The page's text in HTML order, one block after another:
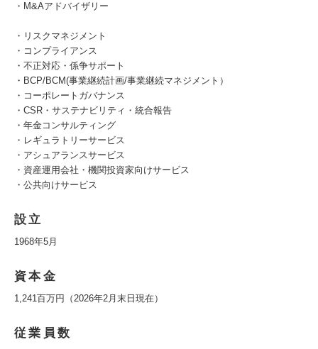
・M&Aアドバイザリー
・リスクマネジメント
・コンプライアンス
・不正対応・係争サポート
・BCP/BCM(事業継続計画/事業継続マネジメント）
・コーポレートガバナンス
・CSR・サステナビリティ・統合報告
・年金コンサルティング
・レギュラトリーサービス
・アシュアランスサービス
・資産運用会社・機関投資家向けサービス
・公共向けサービス
設立
1968年5月
資本金
1,241百万円（2026年2月末日現在）
従業員数